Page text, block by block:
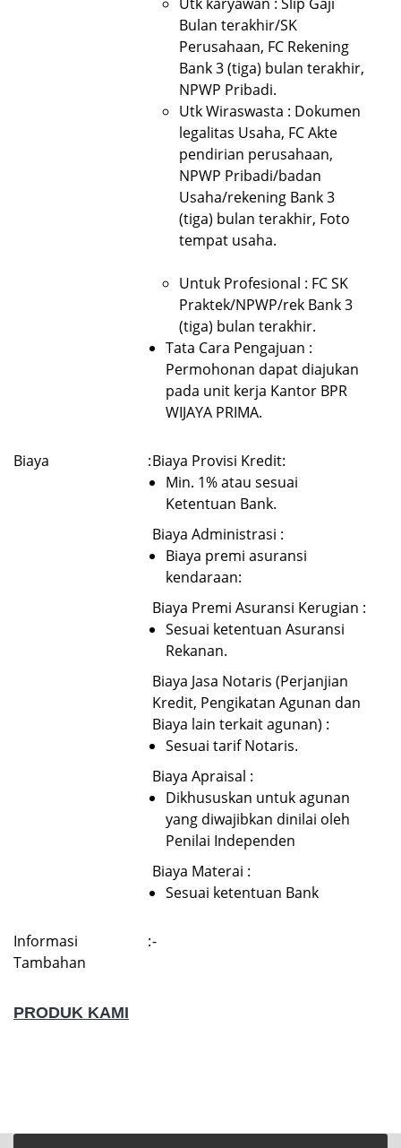
Bulan terakhir/SK
Perusahaan, FC Rekening
Bank 3 (tiga) bulan terakhir,
NPWP Pribadi.
Utk Wiraswasta : Dokumen
legalitas Usaha, FC Akte
pendirian perusahaan,
NPWP Pribadi/badan
Usaha/rekening Bank 3
(tiga) bulan terakhir, Foto
tempat usaha.
Untuk Profesional : FC SK
Praktek/NPWP/rek Bank 3
(tiga) bulan terakhir.
Tata Cara Pengajuan :
Permohonan dapat diajukan
pada unit kerja Kantor BPR
WIJAYA PRIMA.
Biaya :Biaya Provisi Kredit:
Min. 1% atau sesuai
Ketentuan Bank.
Biaya Administrasi :
Biaya premi asuransi
kendaraan:
Biaya Premi Asuransi Kerugian :
Sesuai ketentuan Asuransi
Rekanan.
Biaya Jasa Notaris (Perjanjian
Kredit, Pengikatan Agunan dan
Biaya lain terkait agunan) :
Sesuai tarif Notaris.
Biaya Apraisal :
Dikhususkan untuk agunan
yang diwajibkan dinilai oleh
Penilai Independen
Biaya Materai :
Sesuai ketentuan Bank
Informasi
Tambahan
:-
PRODUK KAMI